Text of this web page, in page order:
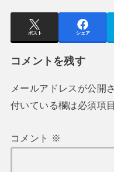
ポスト シェア
コメントを残す
メールアドレスが公開
付いている欄は必須項
コメント ※